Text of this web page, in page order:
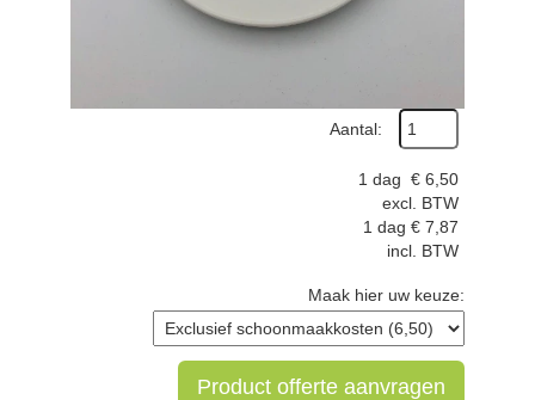
Aantal:
1 dag € 6,50
excl. BTW
1 dag € 7,87
incl. BTW
Maak hier uw keuze:
Product offerte aanvragen